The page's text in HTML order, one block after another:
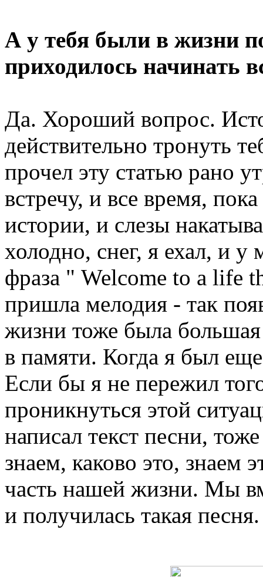
А у тебя были в жизни
приходилось начинать
Да. Хороший вопрос.
действительно тронуть
прочел эту статью рано
встречу, и все время,
истории, и слезы
холодно, снег, я ехал, и у
фраза " Welcome to a life
пришла мелодия - так
жизни тоже была большая
в памяти. Когда я был
Если бы я не пережил
проникнуться этой
написал текст песни,
знаем, каково это, знаем
часть нашей жизни. Мы
и получилась такая песня.